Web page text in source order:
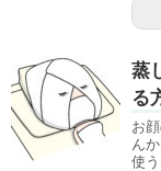
蒸
る
お
ん
使